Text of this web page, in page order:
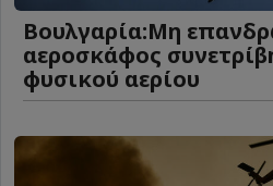
Βουλγαρία:Μη
αεροσκάφος
φυσικού αερίου